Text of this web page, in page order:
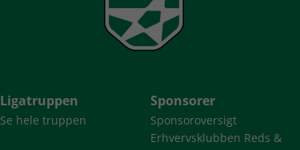
Ligatruppen
Se hele truppen
Sponsorer
Sponsoroversigt
Erhvervsklubben Reds &